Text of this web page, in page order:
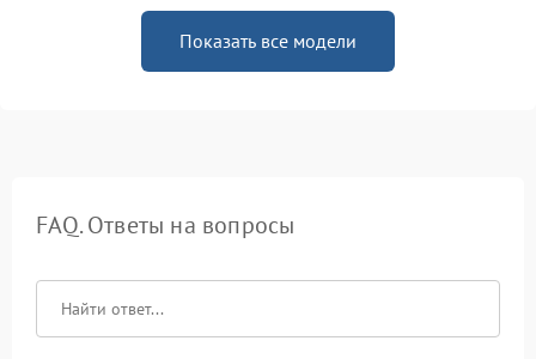
Показать все модели
FAQ. Ответы на вопросы